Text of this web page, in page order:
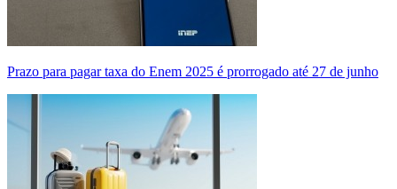
Prazo para pagar taxa do Enem 2025 é prorrogado até 27 de junho